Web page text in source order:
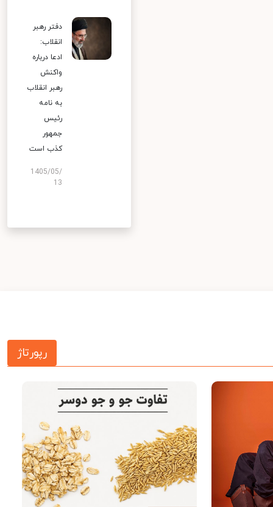
دفتر رهبر
انقلاب:
ادعا درباره
واکنش
رهبر انقلاب
به نامه
رئیس
جمهور
کذب است
1405/05/
13
رپورتاژ